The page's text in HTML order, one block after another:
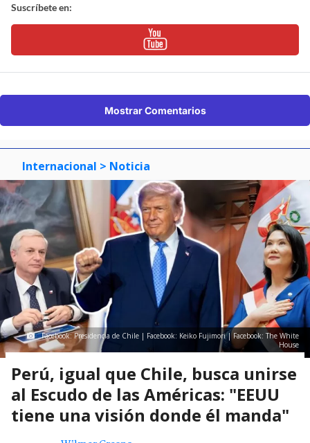
Suscríbete en:
Mostrar Comentarios
Internacional > Noticia
Facebook: Presidencia de Chile | Facebook: Keiko Fujimori | Facebook: The White
House
Perú, igual que Chile, busca unirse
al Escudo de las Américas: "EEUU
tiene una visión donde él manda"